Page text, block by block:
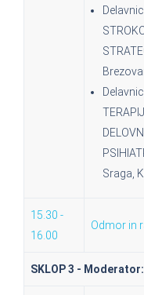
Sraga,
15.30 -
16.00
Odmor in
SKLOP 3 - Moderator: